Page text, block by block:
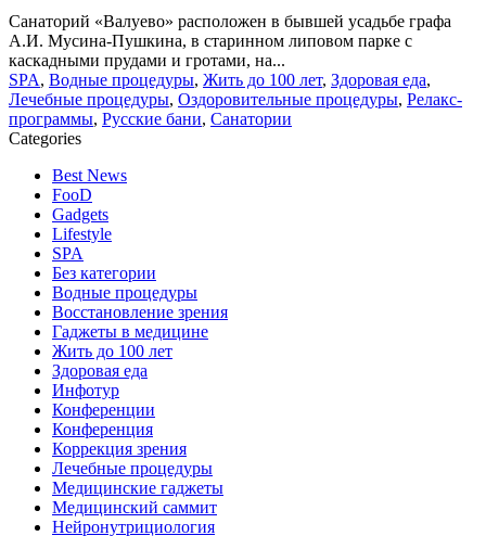
Санаторий «Валуево» расположен в бывшей усадьбе графа
А.И. Мусина-Пушкина, в старинном липовом парке с
каскадными прудами и гротами, на...
SPA, Водные процедуры, Жить до 100 лет, Здоровая еда,
Лечебные процедуры, Оздоровительные процедуры, Релакс-
программы, Русские бани, Санатории
Categories
Best News
FooD
Gadgets
Lifestyle
SPA
Без категории
Водные процедуры
Восстановление зрения
Гаджеты в медицине
Жить до 100 лет
Здоровая еда
Инфотур
Конференции
Конференция
Коррекция зрения
Лечебные процедуры
Медицинские гаджеты
Медицинский саммит
Нейронутрициология